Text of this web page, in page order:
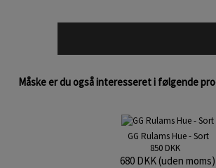
Måske er du også interesseret i følgende
GG Rulams Hue - Sort
850 DKK
680 DKK (uden moms)